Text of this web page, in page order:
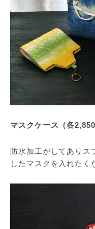
マスクケース（各2,850
防水加工がしてありス
したマスクを入れたく